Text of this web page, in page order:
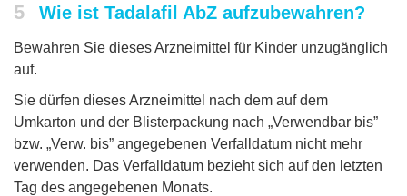
5 Wie ist Tadalafil AbZ aufzubewahren?
Bewahren Sie dieses Arzneimittel für Kinder unzugänglich
auf.
Sie dürfen dieses Arzneimittel nach dem auf dem
Umkarton und der Blisterpackung nach „Verwendbar bis”
bzw. „Verw. bis” angegebenen Verfalldatum nicht mehr
verwenden. Das Verfalldatum bezieht sich auf den letzten
Tag des angegebenen Monats.